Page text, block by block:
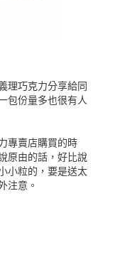
理巧克力分享給同
包份量多也很有人
專賣店購買的時
原由的話，好比說
小粒的，要是送太
注意。